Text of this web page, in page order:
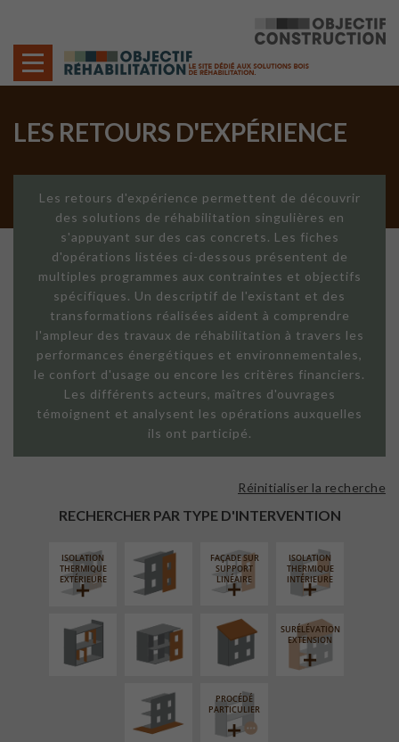
LES RETOURS D'EXPÉRIENCE
Les retours d'expérience permettent de découvrir
des solutions de réhabilitation singulières en
s'appuyant sur des cas concrets. Les fiches
d'opérations listées ci-dessous présentent de
multiples programmes aux contraintes et objectifs
spécifiques. Un descriptif de l'existant et des
transformations réalisées aident à comprendre
l'ampleur des travaux de réhabilitation à travers les
performances énergétiques et environnementales,
le confort d'usage ou encore les critères financiers.
Les différents acteurs, maîtres d'ouvrages
témoignent et analysent les opérations auxquelles
ils ont participé.
RECHERCHER PAR TYPE D'INTERVENTION
Réinitialiser la recherche
ISOLATION
THERMIQUE
EXTÉRIEURE
FAÇADE SUR
SUPPORT
LINÉAIRE
ISOLATION
THERMIQUE
INTÉRIEURE
RÉAMÉNAGEMENT
INTÉRIEUR
FERMETURE
LOGGIAS
RÉFECTION DES
TOITURES
SURÉLÉVATION
EXTENSION
AMÉNAGEMENT
EXTÉRIEUR
PROCÉDÉ
PARTICULIER